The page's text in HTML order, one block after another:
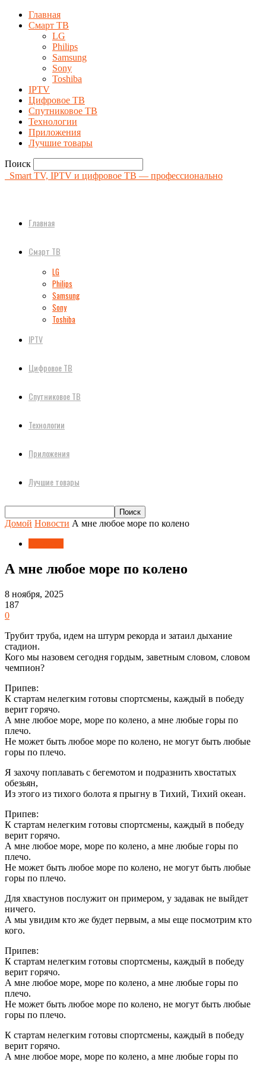
Главная
Смарт ТВ
LG
Philips
Samsung
Sony
Toshiba
IPTV
Цифровое ТВ
Спутниковое ТВ
Технологии
Приложения
Лучшие товары
Поиск
Smart TV, IPTV и цифровое ТВ — профессионально
Главная
Смарт ТВ
LG
Philips
Samsung
Sony
Toshiba
IPTV
Цифровое ТВ
Спутниковое ТВ
Технологии
Приложения
Лучшие товары
Домой Новости А мне любое море по колено
А мне любое море по колено
8 ноября, 2025
187
0
Трубит труба, идем на штурм рекорда и затаил дыхание
стадион.
Кого мы назовем сегодня гордым, заветным словом, словом
чемпион?
Припев:
К стартам нелегким готовы спортсмены, каждый в победу
верит горячо.
А мне любое море, море по колено, а мне любые горы по
плечо.
Не может быть любое море по колено, не могут быть любые
горы по плечо.
Я захочу поплавать с бегемотом и подразнить хвостатых
обезьян,
Из этого из тихого болота я прыгну в Тихий, Тихий океан.
Припев:
К стартам нелегким готовы спортсмены, каждый в победу
верит горячо.
А мне любое море, море по колено, а мне любые горы по
плечо.
Не может быть любое море по колено, не могут быть любые
горы по плечо.
Для хвастунов послужит он примером, у задавак не выйдет
ничего.
А мы увидим кто же будет первым, а мы еще посмотрим кто
кого.
Припев:
К стартам нелегким готовы спортсмены, каждый в победу
верит горячо.
А мне любое море, море по колено, а мне любые горы по
плечо.
Не может быть любое море по колено, не могут быть любые
горы по плечо.
К стартам нелегким готовы спортсмены, каждый в победу
верит горячо.
А мне любое море, море по колено, а мне любые горы по